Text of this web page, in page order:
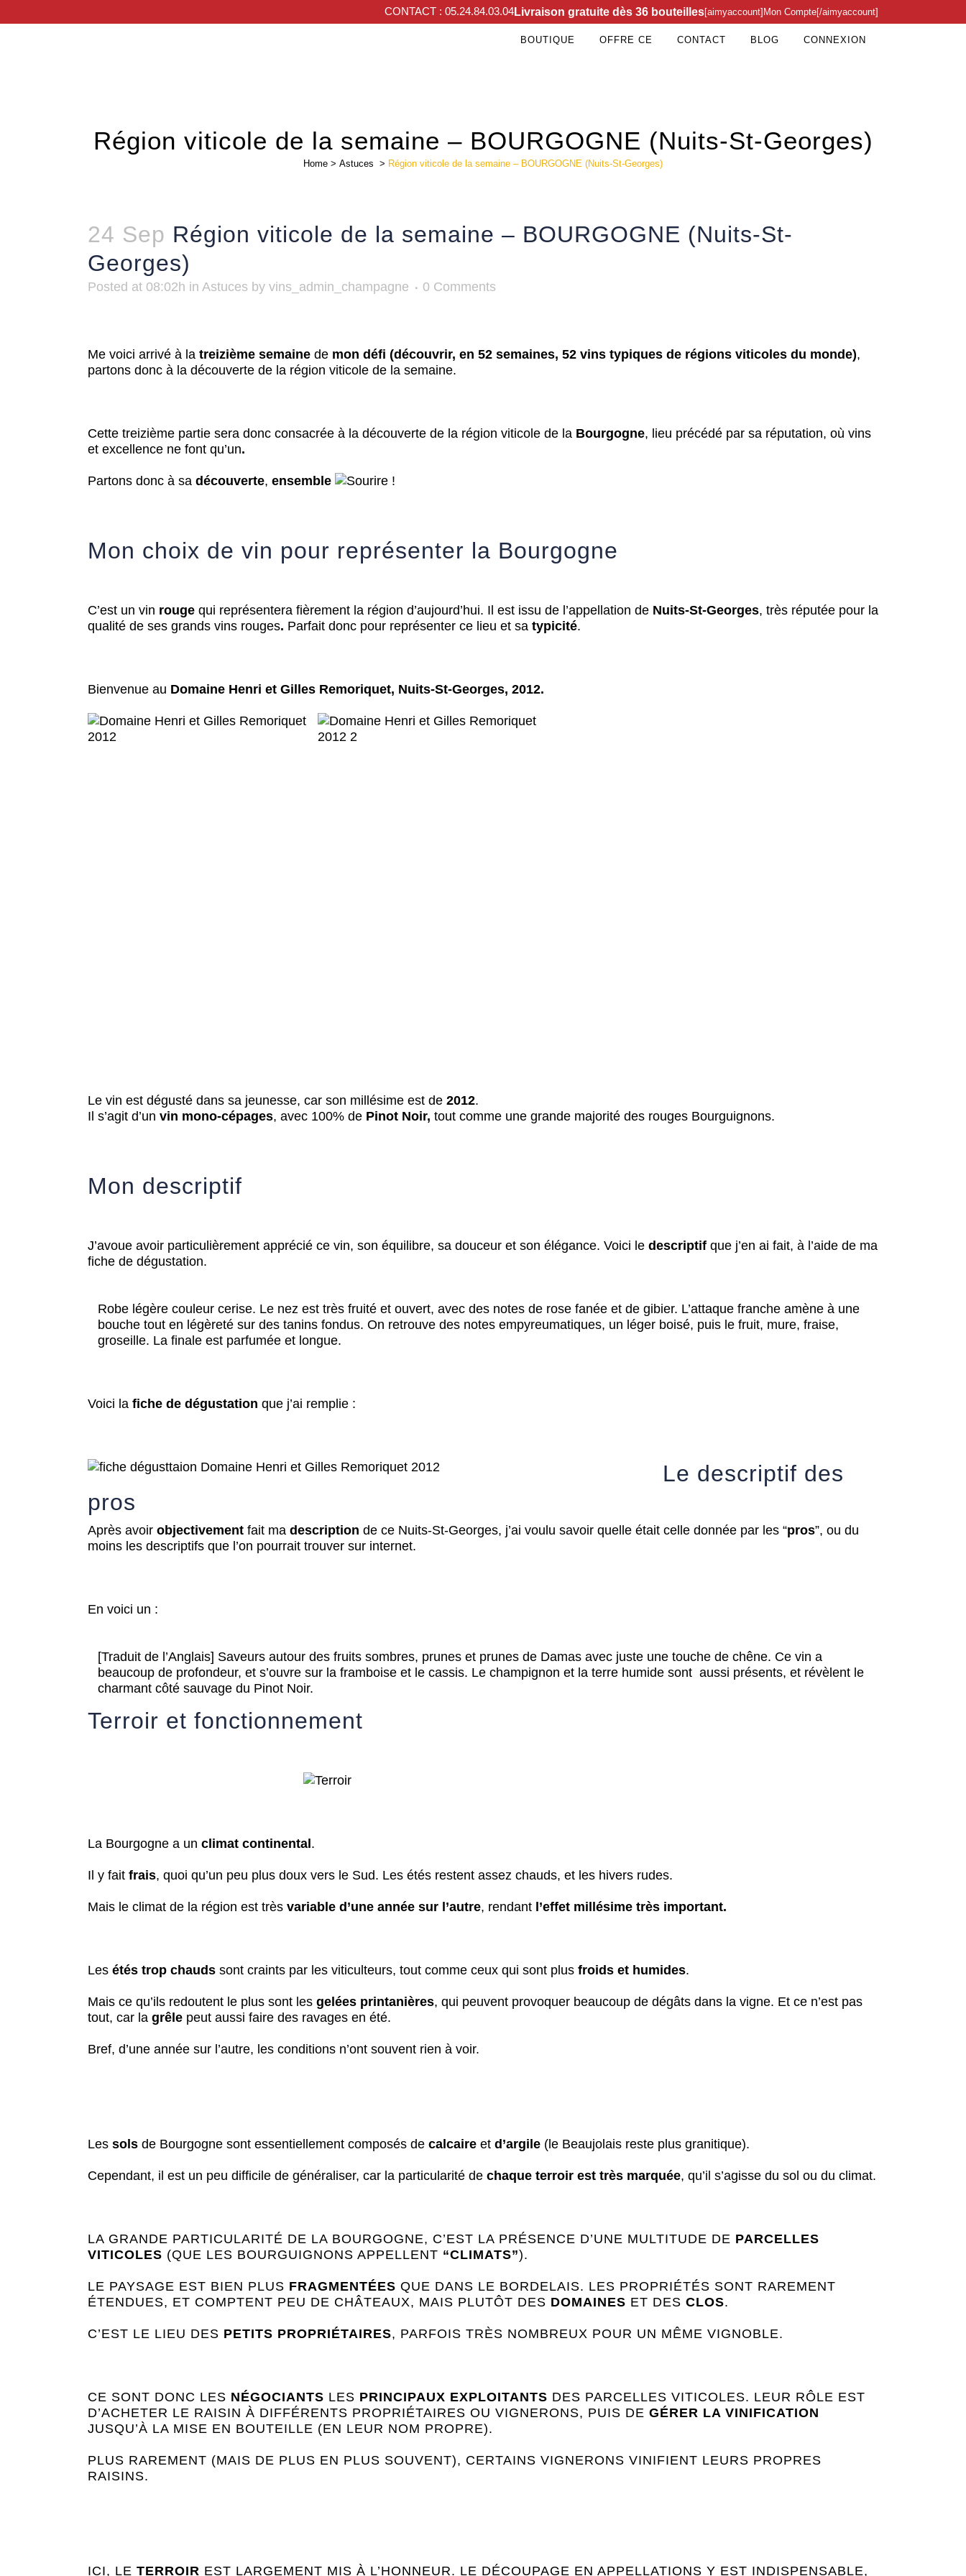
CONTACT : 05.24.84.03.04Livraison gratuite dès 36 bouteilles[aimyaccount]Mon Compte[/aimyaccount]
BOUTIQUE OFFRE CE CONTACT BLOG CONNEXION
Région viticole de la semaine – BOURGOGNE (Nuits-St-Georges)
Home > Astuces > Région viticole de la semaine – BOURGOGNE (Nuits-St-Georges)
24 Sep Région viticole de la semaine – BOURGOGNE (Nuits-St-
Georges)
Posted at 08:02h in Astuces by vins_admin_champagne 0 Comments
Me voici arrivé à la treizième semaine de mon défi (découvrir, en 52 semaines, 52 vins typiques de régions viticoles du monde),
partons donc à la découverte de la région viticole de la semaine.
Cette treizième partie sera donc consacrée à la découverte de la région viticole de la Bourgogne, lieu précédé par sa réputation, où vins
et excellence ne font qu’un.
Partons donc à sa découverte, ensemble !
Mon choix de vin pour représenter la Bourgogne
C’est un vin rouge qui représentera fièrement la région d’aujourd’hui. Il est issu de l’appellation de Nuits-St-Georges, très réputée pour la
qualité de ses grands vins rouges. Parfait donc pour représenter ce lieu et sa typicité.
Bienvenue au Domaine Henri et Gilles Remoriquet, Nuits-St-Georges, 2012.
Le vin est dégusté dans sa jeunesse, car son millésime est de 2012.
Il s’agit d’un vin mono-cépages, avec 100% de Pinot Noir, tout comme une grande majorité des rouges Bourguignons.
Mon descriptif
J’avoue avoir particulièrement apprécié ce vin, son équilibre, sa douceur et son élégance. Voici le descriptif que j’en ai fait, à l’aide de ma
fiche de dégustation.
Robe légère couleur cerise. Le nez est très fruité et ouvert, avec des notes de rose fanée et de gibier. L’attaque franche amène à une
bouche tout en légèreté sur des tanins fondus. On retrouve des notes empyreumatiques, un léger boisé, puis le fruit, mure, fraise,
groseille. La finale est parfumée et longue.
Voici la fiche de dégustation que j’ai remplie :
Le descriptif des
pros
Après avoir objectivement fait ma description de ce Nuits-St-Georges, j’ai voulu savoir quelle était celle donnée par les “pros”, ou du
moins les descriptifs que l’on pourrait trouver sur internet.
En voici un :
[Traduit de l’Anglais] Saveurs autour des fruits sombres, prunes et prunes de Damas avec juste une touche de chêne. Ce vin a
beaucoup de profondeur, et s’ouvre sur la framboise et le cassis. Le champignon et la terre humide sont aussi présents, et révèlent le
charmant côté sauvage du Pinot Noir.
Terroir et fonctionnement
La Bourgogne a un climat continental .
Il y fait frais, quoi qu’un peu plus doux vers le Sud. Les étés restent assez chauds, et les hivers rudes.
Mais le climat de la région est très variable d’une année sur l’autre, rendant l’effet millésime très important.
Les étés trop chauds sont craints par les viticulteurs, tout comme ceux qui sont plus froids et humides.
Mais ce qu’ils redoutent le plus sont les gelées printanières, qui peuvent provoquer beaucoup de dégâts dans la vigne. Et ce n’est pas
tout, car la grêle peut aussi faire des ravages en été.
Bref, d’une année sur l’autre, les conditions n’ont souvent rien à voir.
Les sols de Bourgogne sont essentiellement composés de calcaire et d’argile (le Beaujolais reste plus granitique).
Cependant, il est un peu difficile de généraliser, car la particularité de chaque terroir est très marquée, qu’il s’agisse du sol ou du climat.
LA GRANDE PARTICULARITÉ DE LA BOURGOGNE, C’EST LA PRÉSENCE D’UNE MULTITUDE DE PARCELLES
VITICOLES (QUE LES BOURGUIGNONS APPELLENT “CLIMATS”).
LE PAYSAGE EST BIEN PLUS FRAGMENTÉES QUE DANS LE BORDELAIS. LES PROPRIÉTÉS SONT RAREMENT
ÉTENDUES, ET COMPTENT PEU DE CHÂTEAUX, MAIS PLUTÔT DES DOMAINES ET DES CLOS.
C’EST LE LIEU DES PETITS PROPRIÉTAIRES, PARFOIS TRÈS NOMBREUX POUR UN MÊME VIGNOBLE.
CE SONT DONC LES NÉGOCIANTS LES PRINCIPAUX EXPLOITANTS DES PARCELLES VITICOLES. LEUR RÔLE EST
D’ACHETER LE RAISIN À DIFFÉRENTS PROPRIÉTAIRES OU VIGNERONS, PUIS DE GÉRER LA VINIFICATION
JUSQU’À LA MISE EN BOUTEILLE (EN LEUR NOM PROPRE).
PLUS RAREMENT (MAIS DE PLUS EN PLUS SOUVENT), CERTAINS VIGNERONS VINIFIENT LEURS PROPRES
RAISINS.
ICI, LE TERROIR EST LARGEMENT MIS À L’HONNEUR. LE DÉCOUPAGE EN APPELLATIONS Y EST INDISPENSABLE,